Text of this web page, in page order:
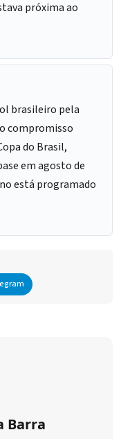
próxima ao
brasileiro pela
compromisso
do Brasil,
em agosto de
está programado
Barra